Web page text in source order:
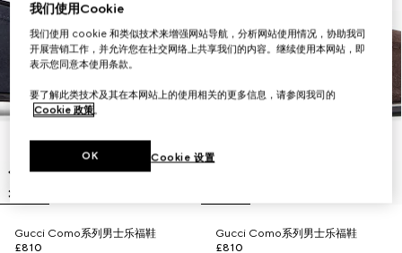
Gucci Como系列男士乐福鞋
£810
Gucci Como系列男士乐福鞋
£810
我们使用Cookie
我们使用 cookie 和类似技术来增强网站导航，分析网站使用情况，协助我司
开展营销工作，并允许您在社交网络上共享我们的内容。继续使用本网站，即
表示您同意本使用条款。
要了解此类技术及其在本网站上的使用相关的更多信息，请参阅我司的
Cookie 政策。
Cookie 设置
OK